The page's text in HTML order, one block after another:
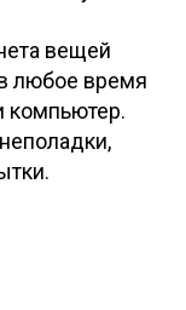
вещей
любое время
компьютер.